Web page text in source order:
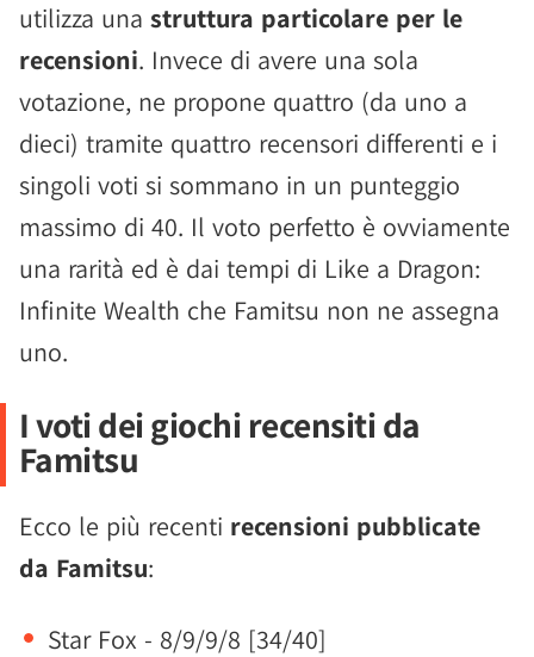
utilizza una struttura particolare per le
recensioni. Invece di avere una sola
votazione, ne propone quattro (da uno a
dieci) tramite quattro recensori differenti e i
singoli voti si sommano in un punteggio
massimo di 40. Il voto perfetto è ovviamente
una rarità ed è dai tempi di Like a Dragon:
Infinite Wealth che Famitsu non ne assegna
uno.
I voti dei giochi recensiti da
Famitsu
Ecco le più recenti recensioni pubblicate
da Famitsu:
Star Fox - 8/9/9/8 [34/40]